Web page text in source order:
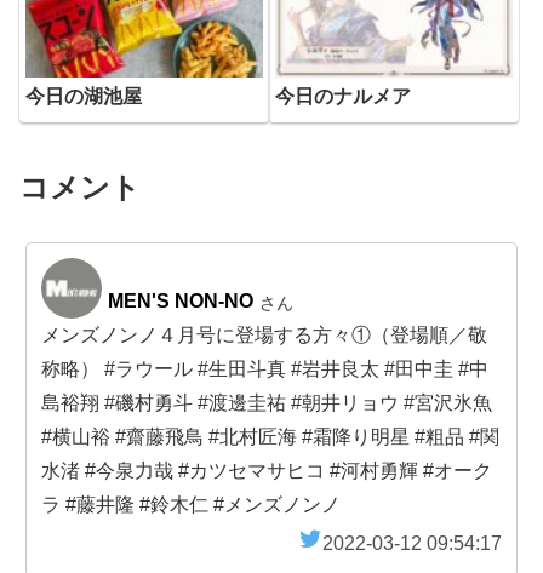
今日の湖池屋 今日のナルメア
コメント
MEN'S NON-NO さん
メンズノンノ４月号に登場する方々①（登場順／敬
称略） #ラウール #生田斗真 #岩井良太 #田中圭 #中
島裕翔 #磯村勇斗 #渡邊圭祐 #朝井リョウ #宮沢氷魚
#横山裕 #齋藤飛鳥 #北村匠海 #霜降り明星 #粗品 #関
水渚 #今泉力哉 #カツセマサヒコ #河村勇輝 #オーク
ラ #藤井隆 #鈴木仁 #メンズノンノ
2022-03-12 09:54:17